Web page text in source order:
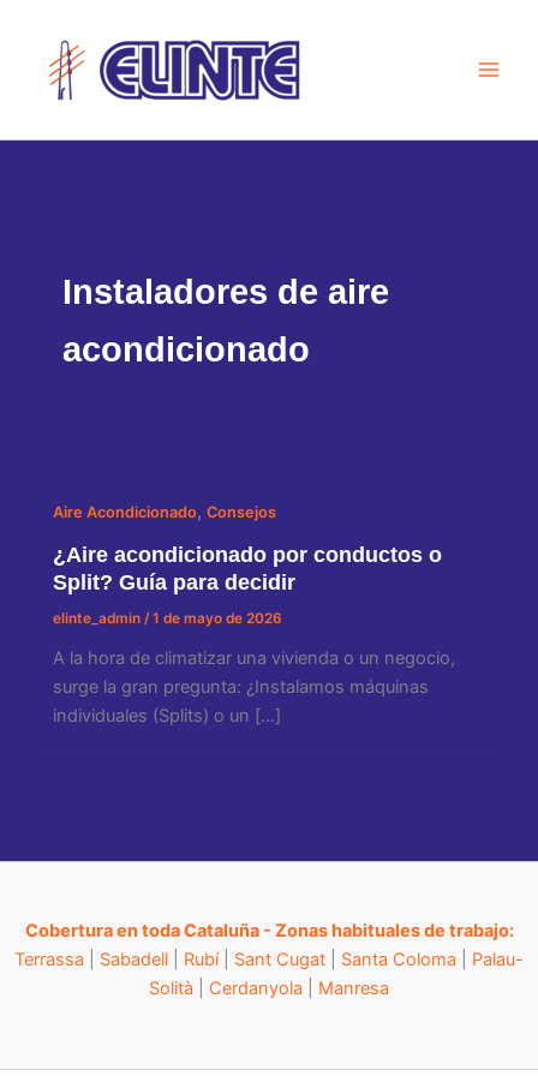
contenido
Instaladores de aire
acondicionado
Aire Acondicionado,Consejos
¿Aire acondicionado por conductos o
Split? Guía para decidir
elinte_admin /1 de mayo de 2026
A la hora de climatizar una vivienda o un negocio,
surge la gran pregunta: ¿Instalamos máquinas
individuales (Splits) o un […]
Cobertura en toda Cataluña - Zonas habituales de trabajo:
Terrassa
Sabadell Rubí| Sant Cugat Santa Coloma
Palau-
Solità
Cerdanyola Manresa